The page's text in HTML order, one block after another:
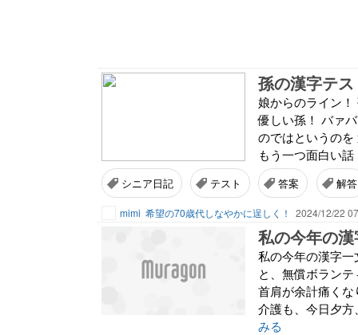
孫の漢字テ
娘からのライン
優しい孫！ バァ
のではというの
もう一つ面白い
シニア日記 テスト 答案 解答
mimi 希望の70歳代しなやかに逞しく！ 2024/12/22
私の今年の
私の今年の漢字
と、無償ボラン
首肩が余計痛く
介護も、今日夕
みる